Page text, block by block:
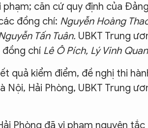
căn cứ quy định của
đồng chí: Nguyễn Hoàng
Tấn Tuân. UBKT Trung
đồng chí Lê Ô Pích, Lý Vinh
quả kiểm điểm, đề nghị thi
Nội, Hải Phòng, UBKT Trung
Phòng đã vi phạm nguyên tắc